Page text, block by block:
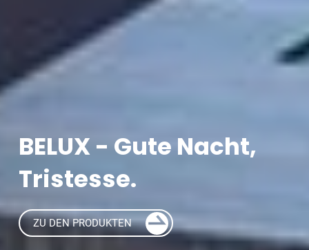
BELUX - Gute Nacht,
Tristesse.
ZU DEN PRODUKTEN